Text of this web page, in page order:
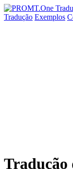
Tradução Exemplos
Tradução